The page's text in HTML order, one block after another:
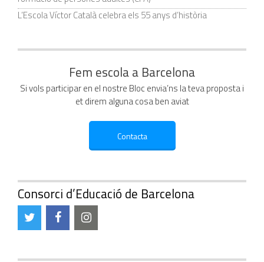
L’Escola Víctor Català celebra els 55 anys d’història
Fem escola a Barcelona
Si vols participar en el nostre Bloc envia’ns la teva proposta i
et direm alguna cosa ben aviat
Consorci d’Educació de Barcelona